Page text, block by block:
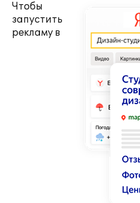
Чтобы
запустить
рекламу в